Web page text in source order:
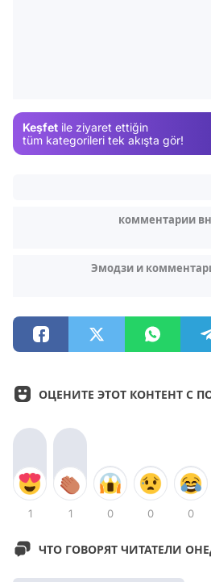
Keşfet ile ziyaret ettiğin
tüm kategorileri tek akışta gör!
комментарии
Эмодзи и
ОЦЕНИТЕ ЭТОТ КОНТЕНТ С
1 1 0 0 0
ЧТО ГОВОРЯТ ЧИТАТЕЛИ